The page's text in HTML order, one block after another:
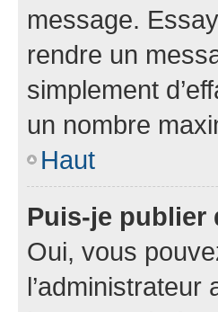
message.
rendre un
simplement
un nombre
Haut
Puis-je publier
Oui, vous